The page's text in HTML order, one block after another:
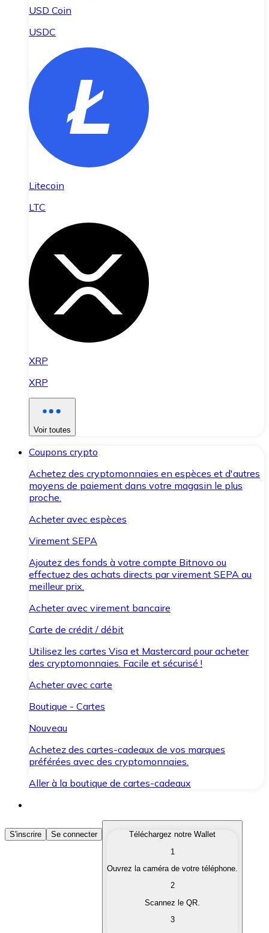
USD Coin
USDC
Litecoin
LTC
XRP
XRP
Voir toutes
Coupons crypto
Achetez des cryptomonnaies en espèces et d'autres
moyens de paiement dans votre magasin le plus
proche.
Acheter avec espèces
Virement SEPA
Ajoutez des fonds à votre compte Bitnovo ou
effectuez des achats directs par virement SEPA au
meilleur prix.
Acheter avec virement bancaire
Carte de crédit / débit
Utilisez les cartes Visa et Mastercard pour acheter
des cryptomonnaies. Facile et sécurisé !
Acheter avec carte
Boutique - Cartes
Nouveau
Achetez des cartes-cadeaux de vos marques
préférées avec des cryptomonnaies.
Aller à la boutique de cartes-cadeaux
Acheter des Cryptomonnaies
Achetez les cryptomonnaies qui vous intéressent
Convertissez vos cryptomonnaies en monnaie
S'inscrire Se connecter
Téléchargez notre Wallet
1
Ouvrez la caméra de votre téléphone.
2
Scannez le QR.
3